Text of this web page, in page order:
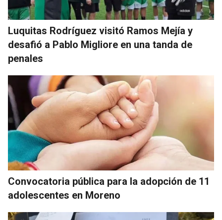
Luquitas Rodríguez visitó Ramos Mejía y
desafió a Pablo Migliore en una tanda de
penales
Convocatoria pública para la adopción de 11
adolescentes en Moreno